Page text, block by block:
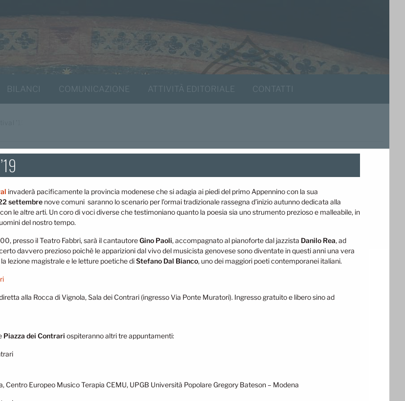
BILANCI COMUNICAZIONE ATTIVITÀ EDITORIALE CONTATTI
invaderà pacificamente la provincia modenese che si adagia ai piedi del primo Appennino con la sua
settembre nove comuni saranno lo scenario per l’ormai tradizionale rassegna d’inizio autunno dedicata alla
le altre arti. Un coro di voci diverse che testimoniano quanto la poesia sia uno strumento prezioso e malleabile, in
del nostro tempo.
presso il Teatro Fabbri, sarà il cantautoreGino Paoli, accompagnato al pianoforte dal jazzista Danilo Rea, ad
davvero prezioso poichè le apparizioni dal vivo del musicista genovese sono diventate in questi anni una vera
lezione magistrale e le letture poetiche diStefano Dal Bianco, uno dei maggiori poeti contemporanei italiani.
alla Rocca di Vignola, Sala dei Contrari (ingresso Via Ponte Muratori). Ingresso gratuito e libero sino ad
Piazza dei Contrari ospiteranno altri tre appuntamenti:
Centro Europeo Musico Terapia CEMU, UPGB Università Popolare Gregory Bateson – Modena